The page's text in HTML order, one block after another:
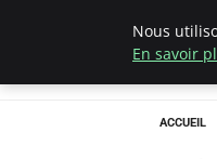
ACCUEIL
Nous
En savoir